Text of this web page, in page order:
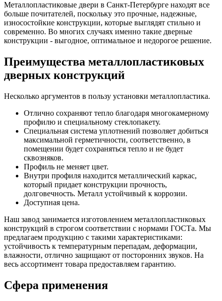
Металлопластиковые двери в Санкт-Петербурге находят все
больше почитателей, поскольку это прочные, надежные,
износостойкие конструкции, которые выглядят стильно и
современно. Во многих случаях именно такие дверные
конструкции - выгодное, оптимальное и недорогое решение.
Преимущества металлопластиковых
дверных конструкций
Несколько аргументов в пользу установки металлопластика.
Отлично сохраняют тепло благодаря многокамерному
профилю и специальному стеклопакету.
Специальная система уплотнений позволяет добиться
максимальной герметичности, соответственно, в
помещении будет сохраняться тепло и не будет
сквозняков.
Профиль не меняет цвет.
Внутри профиля находится металлический каркас,
который придает конструкции прочность,
долговечность. Металл устойчивый к коррозии.
Доступная цена.
Наш завод занимается изготовлением металлопластиковых
конструкций в строгом соответствии с нормами ГОСТа. Мы
предлагаем продукцию с такими характеристиками:
устойчивость к температурным перепадам, деформации,
влажности, отлично защищают от посторонних звуков. На
весь ассортимент товара предоставляем гарантию.
Сфера применения